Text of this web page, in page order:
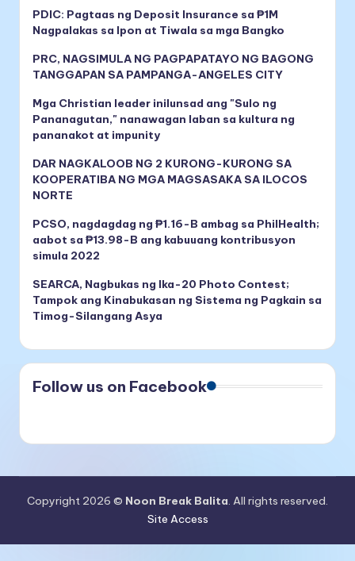
PDIC: Pagtaas ng Deposit Insurance sa ₱1M
Nagpalakas sa Ipon at Tiwala sa mga Bangko
PRC, NAGSIMULA NG PAGPAPATAYO NG BAGONG
TANGGAPAN SA PAMPANGA-ANGELES CITY
Mga Christian leader inilunsad ang "Sulo ng
Pananagutan," nanawagan laban sa kultura ng
pananakot at impunity
DAR NAGKALOOB NG 2 KURONG-KURONG SA
KOOPERATIBA NG MGA MAGSASAKA SA ILOCOS
NORTE
PCSO, nagdagdag ng ₱1.16-B ambag sa PhilHealth;
aabot sa ₱13.98-B ang kabuuang kontribusyon
simula 2022
SEARCA, Nagbukas ng Ika-20 Photo Contest;
Tampok ang Kinabukasan ng Sistema ng Pagkain sa
Timog-Silangang Asya
Follow us on Facebook
Copyright 2026 © Noon Break Balita. All rights reserved.
Site Access